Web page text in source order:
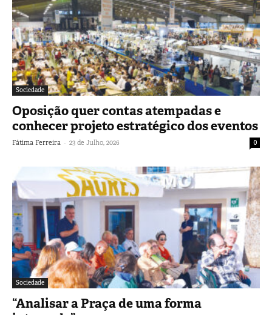
Sociedade
Oposição quer contas atempadas e
conhecer projeto estratégico dos eventos
Fátima Ferreira - 23 de Julho, 2026 0
Sociedade
“Analisar a Praça de uma forma